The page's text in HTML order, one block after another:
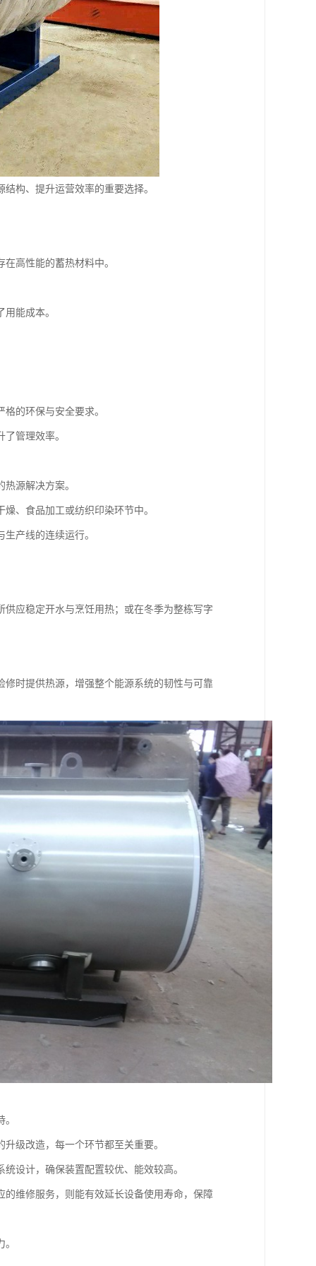
构、提升运营效率的重要选择。
高性能的蓄热材料中。
能成本。
的环保与安全要求。
管理效率。
源解决方案。
、食品加工或纺织印染环节中。
产线的连续运行。
应稳定开水与烹饪用热；或在冬季为整栋写字
时提供热源，增强整个能源系统的韧性与可靠
级改造，每一个环节都至关重要。
设计，确保装置配置较优、能效较高。
维修服务，则能有效延长设备使用寿命，保障